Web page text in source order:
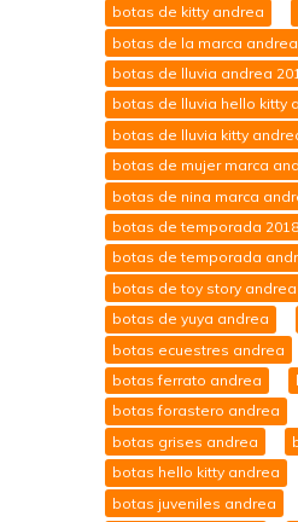
botas de kitty andrea
botas de la marca andrea
botas de lluvia andrea
botas de lluvia hello kitty
botas de lluvia kitty
botas de mujer marca
botas de nina marca
botas de temporada
botas de temporada
botas de toy story andrea
botas de yuya andrea
botas ecuestres andrea
botas ferrato andrea
botas forastero andrea
botas grises andrea
botas hello kitty andrea
botas juveniles andrea